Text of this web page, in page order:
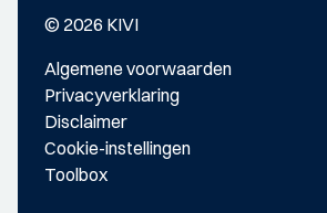
© 2026 KIVI
Algemene voorwaarden
Privacyverklaring
Disclaimer
Cookie-instellingen
Toolbox